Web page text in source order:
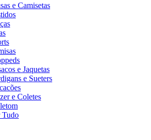
e Camisetas
e Jaquetas
e Sueters
e Coletes
Tudo